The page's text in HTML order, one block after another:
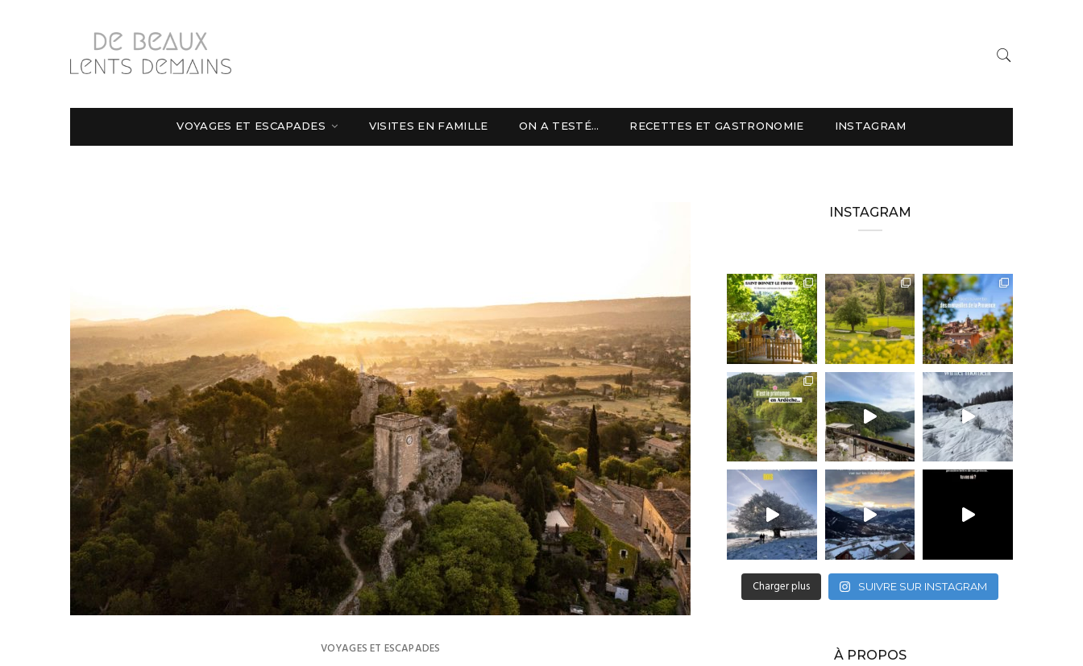
VOYAGES ET ESCAPADES VISITES EN FAMILLE ON A TESTÉ… RECETTES ET GASTRONOMIE INSTAGRAM
VOYAGES ET ESCAPADES
INSTAGRAM
Charger plus SUIVRE SUR INSTAGRAM
À PROPOS